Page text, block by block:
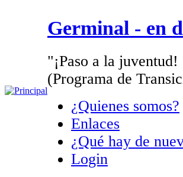
Germinal - en
"¡Paso a la
(Programa de
¿Quienes somos?
Enlaces
¿Qué hay de
Login